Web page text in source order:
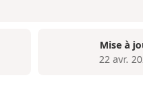
Mise à
22 avr.